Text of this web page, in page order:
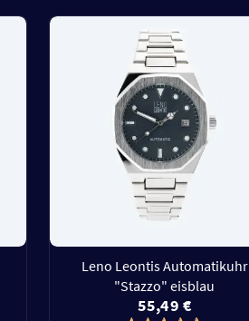
Leno Leontis Automatikuhr
"Stazzo" eisblau
55,49 €